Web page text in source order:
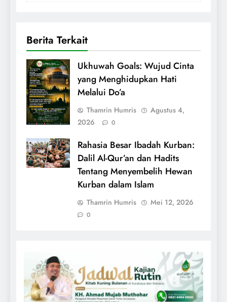
Berita Terkait
Ukhuwah Goals: Wujud Cinta
yang Menghidupkan Hati
Melalui Do’a
Thamrin Humris
Agustus 4,
2026
0
Rahasia Besar Ibadah Kurban:
Dalil Al-Qur’an dan Hadits
Tentang Menyembelih Hewan
Kurban dalam Islam
Thamrin Humris Mei 12, 2026
0